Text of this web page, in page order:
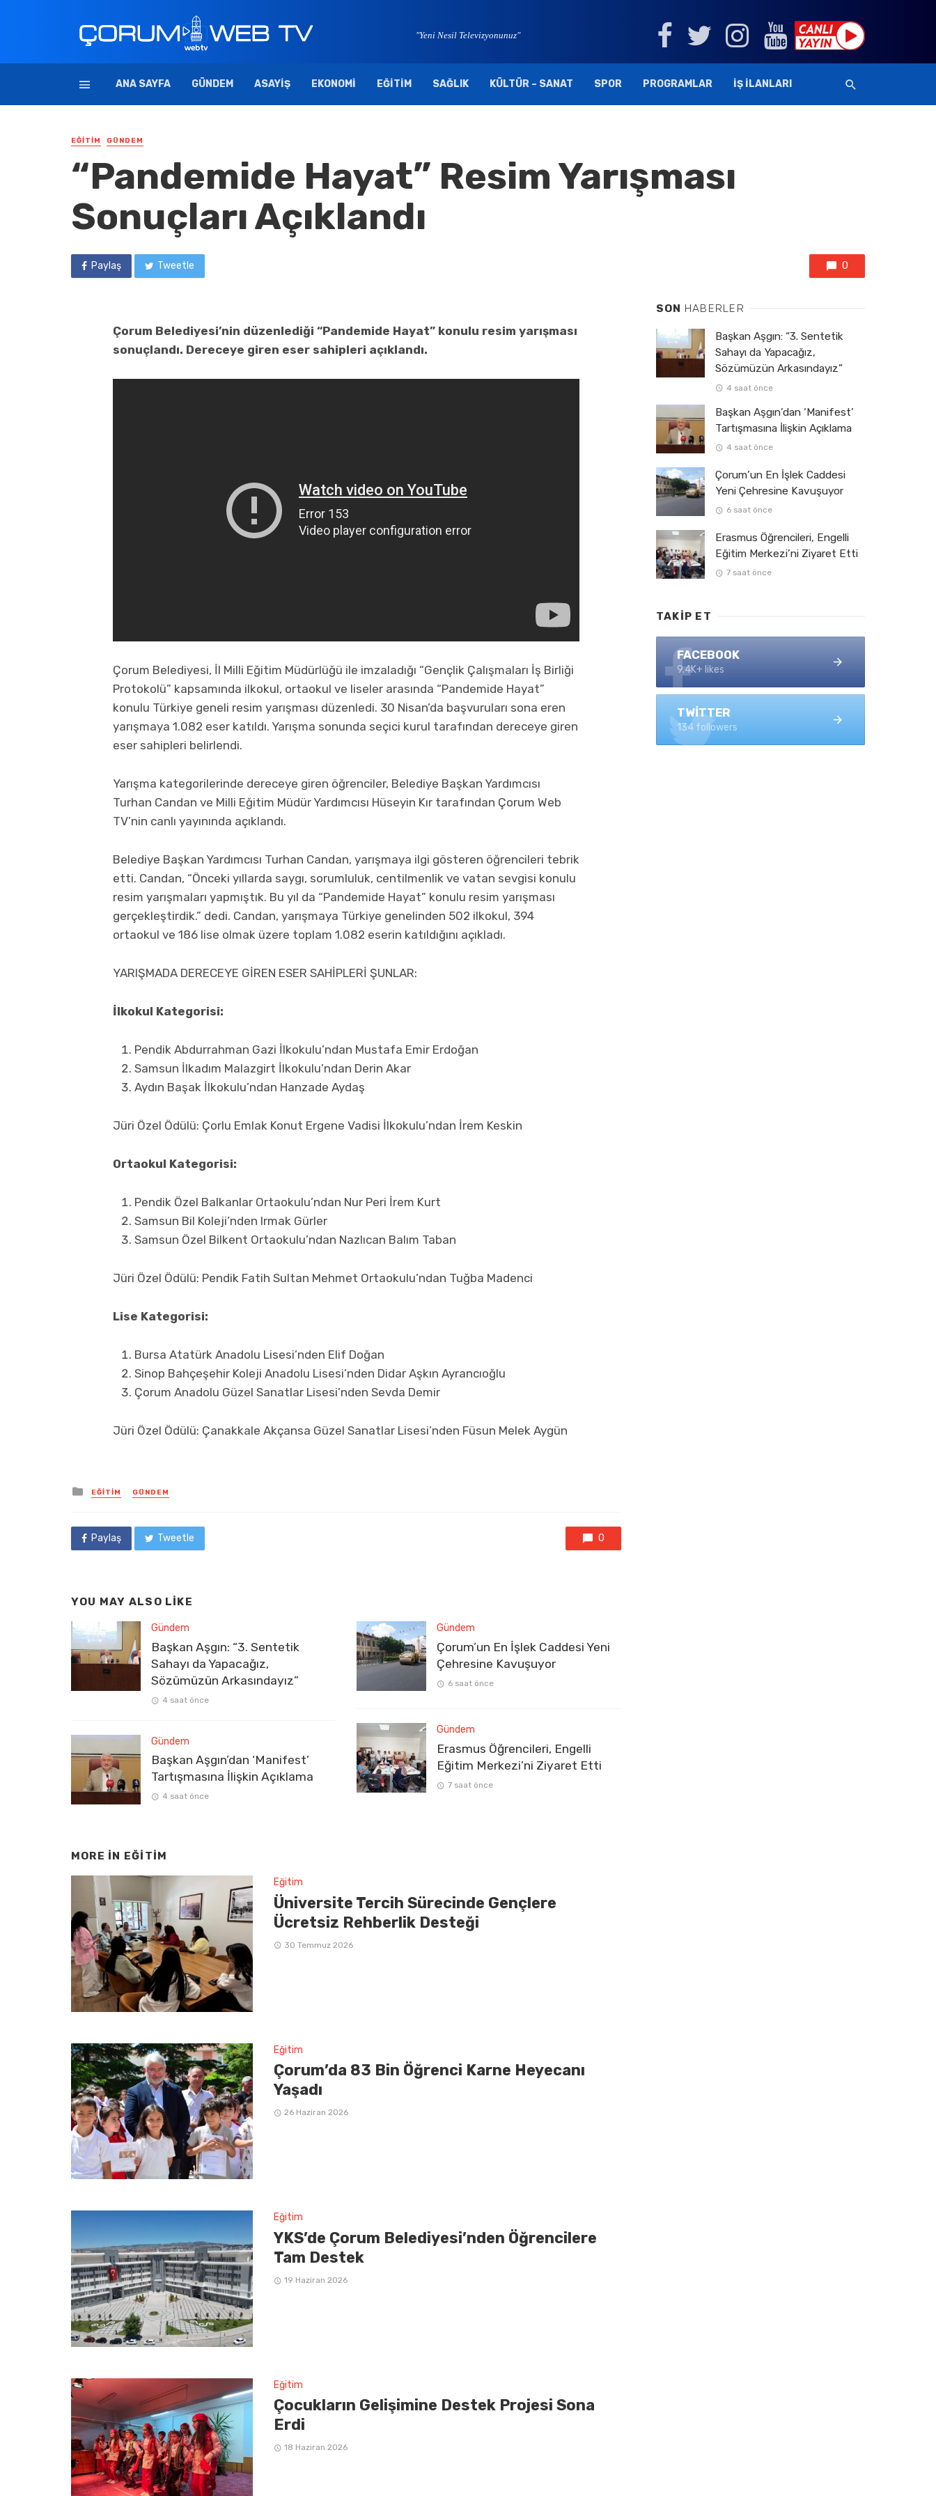
"Yeni Nesil Televizyonunuz"
ANA SAYFA GÜNDEM ASAYIŞ EKONOMI EĞITIM SAĞLIK KÜLTÜR – SANAT SPOR PROGRAMLAR İŞ İLANLARI
EĞITIM GÜNDEM
“Pandemide Hayat” Resim Yarışması
Sonuçları Açıklandı
Paylaş Tweetle 0
Çorum Belediyesi’nin düzenlediği “Pandemide Hayat” konulu resim yarışması
sonuçlandı. Dereceye giren eser sahipleri açıklandı.
Çorum Belediyesi, İl Milli Eğitim Müdürlüğü ile imzaladığı “Gençlik Çalışmaları İş Birliği
Protokolü” kapsamında ilkokul, ortaokul ve liseler arasında “Pandemide Hayat”
konulu Türkiye geneli resim yarışması düzenledi. 30 Nisan’da başvuruları sona eren
yarışmaya 1.082 eser katıldı. Yarışma sonunda seçici kurul tarafından dereceye giren
eser sahipleri belirlendi.
Yarışma kategorilerinde dereceye giren öğrenciler, Belediye Başkan Yardımcısı
Turhan Candan ve Milli Eğitim Müdür Yardımcısı Hüseyin Kır tarafından Çorum Web
TV’nin canlı yayınında açıklandı.
Belediye Başkan Yardımcısı Turhan Candan, yarışmaya ilgi gösteren öğrencileri tebrik
etti. Candan, “Önceki yıllarda saygı, sorumluluk, centilmenlik ve vatan sevgisi konulu
resim yarışmaları yapmıştık. Bu yıl da “Pandemide Hayat” konulu resim yarışması
gerçekleştirdik.” dedi. Candan, yarışmaya Türkiye genelinden 502 ilkokul, 394
ortaokul ve 186 lise olmak üzere toplam 1.082 eserin katıldığını açıkladı.
YARIŞMADA DERECEYE GİREN ESER SAHİPLERİ ŞUNLAR:
İlkokul Kategorisi:
Pendik Abdurrahman Gazi İlkokulu’ndan Mustafa Emir Erdoğan
Samsun İlkadım Malazgirt İlkokulu’ndan Derin Akar
Aydın Başak İlkokulu’ndan Hanzade Aydaş
Jüri Özel Ödülü: Çorlu Emlak Konut Ergene Vadisi İlkokulu’ndan İrem Keskin
Ortaokul Kategorisi:
Pendik Özel Balkanlar Ortaokulu’ndan Nur Peri İrem Kurt
Samsun Bil Koleji’nden Irmak Gürler
Samsun Özel Bilkent Ortaokulu’ndan Nazlıcan Balım Taban
Jüri Özel Ödülü: Pendik Fatih Sultan Mehmet Ortaokulu’ndan Tuğba Madenci
Lise Kategorisi:
Bursa Atatürk Anadolu Lisesi’nden Elif Doğan
Sinop Bahçeşehir Koleji Anadolu Lisesi’nden Didar Aşkın Ayrancıoğlu
Çorum Anadolu Güzel Sanatlar Lisesi’nden Sevda Demir
Jüri Özel Ödülü: Çanakkale Akçansa Güzel Sanatlar Lisesi’nden Füsun Melek Aygün
Posted
in
EĞITIM GÜNDEM
Paylaş Tweetle 0
YOU MAY ALSO LIKE
Gündem
Başkan Aşgın: “3. Sentetik
Sahayı da Yapacağız,
Sözümüzün Arkasındayız”
4 saat önce
Gündem
Başkan Aşgın’dan ‘Manifest’
Tartışmasına İlişkin Açıklama
4 saat önce
Gündem
Çorum’un En İşlek Caddesi Yeni
Çehresine Kavuşuyor
6 saat önce
Gündem
Erasmus Öğrencileri, Engelli
Eğitim Merkezi’ni Ziyaret Etti
7 saat önce
MORE IN EĞITIM
Eğitim
Üniversite Tercih Sürecinde Gençlere
Ücretsiz Rehberlik Desteği
30 Temmuz 2026
Eğitim
Çorum’da 83 Bin Öğrenci Karne Heyecanı
Yaşadı
26 Haziran 2026
Eğitim
YKS’de Çorum Belediyesi’nden Öğrencilere
Tam Destek
19 Haziran 2026
Eğitim
Çocukların Gelişimine Destek Projesi Sona
Erdi
18 Haziran 2026
SON HABERLER
Başkan Aşgın: “3. Sentetik
Sahayı da Yapacağız,
Sözümüzün Arkasındayız”
4 saat önce
Başkan Aşgın’dan ‘Manifest’
Tartışmasına İlişkin Açıklama
4 saat önce
Çorum’un En İşlek Caddesi
Yeni Çehresine Kavuşuyor
6 saat önce
Erasmus Öğrencileri, Engelli
Eğitim Merkezi’ni Ziyaret Etti
7 saat önce
TAKIP ET
FACEBOOK
9.4K+ likes
TWITTER
134 followers